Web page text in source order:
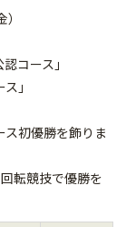
ース」
」
初優勝を飾りま
転競技で優勝を